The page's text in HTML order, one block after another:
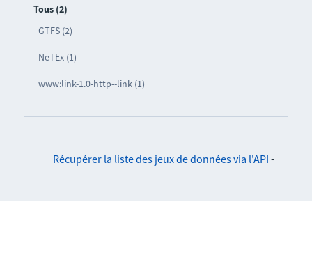
Tous (2)
GTFS (2)
NeTEx (1)
www:link-1.0-http--link (1)
Récupérer la liste des jeux de données via l'API -